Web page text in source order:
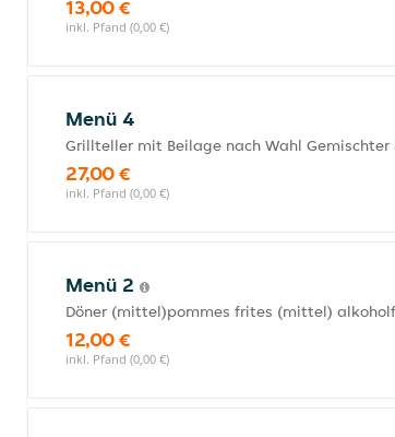
13,00 €
inkl. Pfand (0,00 €)
Menü 4
Grillteller mit Beilage nach Wahl
27,00 €
inkl. Pfand (0,00 €)
Menü 2
Döner (mittel)pommes frites (mittel)
12,00 €
inkl. Pfand (0,00 €)